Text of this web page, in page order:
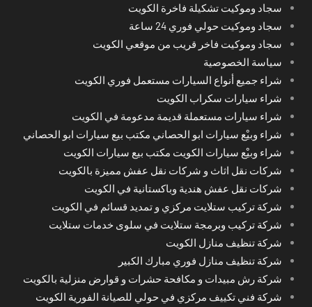
سجاد وموكيت تشكيلة فاخرة الكويت
سجاد وموكيت حولي فوري 24 ساعة
سجاد وموكيت فاخر قريب من موقعي الكويت
سياسة الخصوصية
شراء جميع أنواع السيارات مستعمل فوري الكويت
شراء سيارات سكراب الكويت
شراء سيارات مستعملة قديمة مدعومة في الكويت
شراء وبيْع سيارات ابو الحصاني مكتب بيع سيارات ابو الحصاني
شراء وبيْع سيارات الكويت مكتب بيع سيارات الكويت
شركات نقل اثاث و شركات نقل عفش مميزة بالكويت
شركات نقل عفش هندية وباكستانية في الكويت
شركة تركيب ستلايت مركزي و تمديد قسائم في الكويت
شركة تركيب وبرمجة ستلايت في سلوى خدمات ستلايت
شركة تنظيف منازل الكويت
شركة تنظيف منازل فوري مبارك الكبير
شركة رش مبيدات و مكافحة حشرات و قوارض منزلية بالكويت
شركة فني تكييف مركزي في حولي للصيانة الفورية الكويت